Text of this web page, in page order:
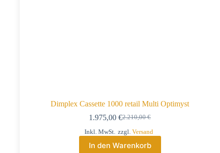
Dimplex Cassette 1000 retail Multi Optimyst
2.210,00€
1.975,00 €
Inkl. MwSt. zzgl. Versand
In den Warenkorb